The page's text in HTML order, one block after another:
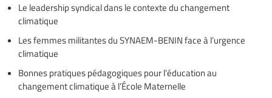
Le leadership syndical dans le contexte du changement
climatique
Les femmes militantes du SYNAEM-BENIN face à l’urgence
climatique
Bonnes pratiques pédagogiques pour l’éducation au
changement climatique à l’École Maternelle